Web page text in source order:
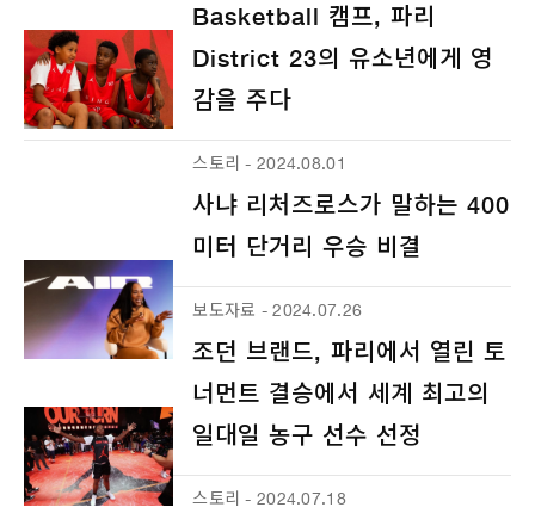
Basketball 캠프, 파리
District 23의 유소년에게 영
감을 주다
스토리 - 2024.08.01
사냐 리처즈로스가 말하는 400
미터 단거리 우승 비결
보도자료 - 2024.07.26
조던 브랜드, 파리에서 열린 토
너먼트 결승에서 세계 최고의
일대일 농구 선수 선정
스토리 - 2024.07.18